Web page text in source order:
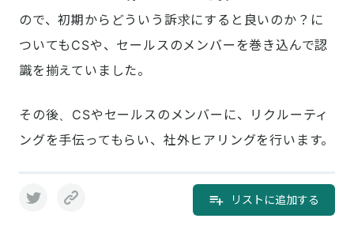
ので、初期からどういう訴求にすると良いのか？に
ついてもCSや、セールスのメンバーを巻き込んで認
識を揃えていました。
その後、CSやセールスのメンバーに、リクルーティ
ングを手伝ってもらい、社外ヒアリングを行います。
リストに追加する